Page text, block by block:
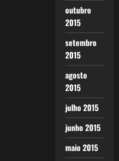
outubro
2015
setembro
2015
agosto
2015
julho 2015
junho 2015
maio 2015